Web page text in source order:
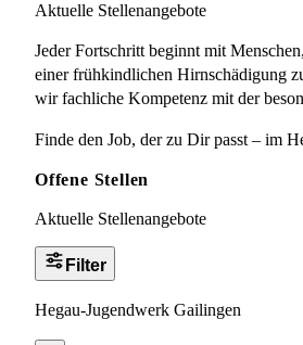
Aktuelle Stellenangebote
Jeder Fortschritt beginnt mit
einer frühkindlichen Hirnschädigung
wir fachliche Kompetenz mit der
Finde den Job, der zu Dir passt – im
Offene Stellen
Aktuelle Stellenangebote
Filter
Hegau-Jugendwerk Gailingen